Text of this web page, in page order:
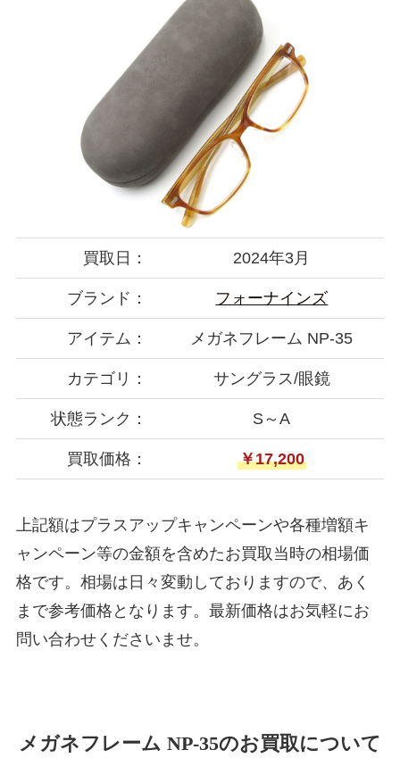
買取日： 2024年3月
ブランド： フォーナインズ
アイテム： メガネフレーム NP-35
カテゴリ： サングラス/眼鏡
状態ランク： S～A
買取価格： ￥17,200
上記額はプラスアップキャンペーンや各種増額キ
ャンペーン等の金額を含めたお買取当時の相場価
格です。相場は日々変動しておりますので、あく
まで参考価格となります。最新価格はお気軽にお
問い合わせくださいませ。
メガネフレーム NP-35のお買取について